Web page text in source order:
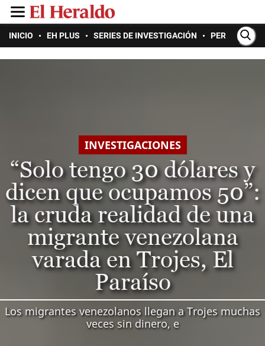
INICIO EH PLUS SERIES DE INVESTIGACIÓN PERIODISMO
INVESTIGACIONES
“Solo tengo 30 dólares y
dicen que ocupamos 50”:
la cruda realidad de una
migrante venezolana
varada en Trojes, El
Paraíso
Los migrantes venezolanos llegan a Trojes muchas
veces sin dinero, e